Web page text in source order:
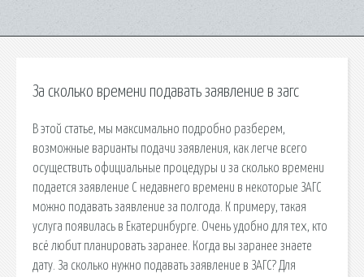
За сколько времени подавать заявление в загс
В этой статье, мы максимально подробно разберем,
возможные варианты подачи заявления, как легче всего
осуществить официальные процедуры и за сколько времени
подается заявление С недавнего времени в некоторые ЗАГС
можно подавать заявление за полгода. К примеру, такая
услуга появилась в Екатеринбурге. Очень удобно для тех, кто
всё любит планировать заранее. Когда вы заранее знаете
дату. За сколько нужно подавать заявление в ЗАГС? Для